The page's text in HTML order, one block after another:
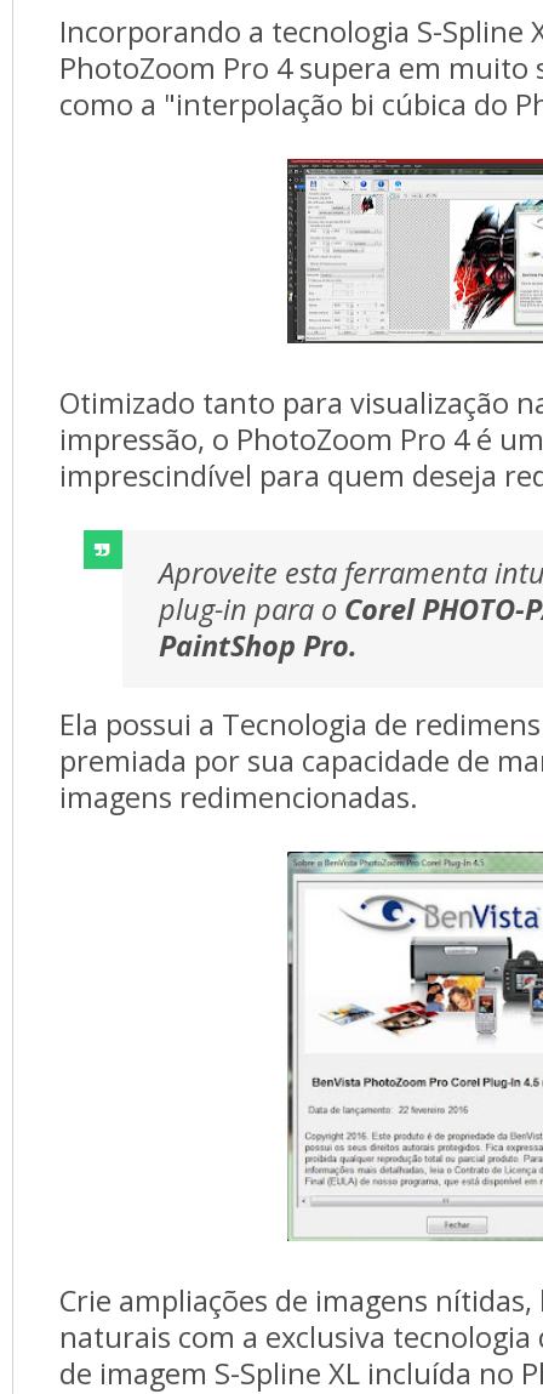
Incorporando a tecnologia S-Spline
PhotoZoom Pro 4 supera em muito
como a "interpolação bi cúbica do
Otimizado tanto para visualização
impressão, o PhotoZoom Pro 4 é
imprescindível para quem deseja
Aproveite esta ferramenta
plug-in para o Corel PHOTO-
PaintShop Pro.
Ela possui a Tecnologia de
premiada por sua capacidade de
imagens redimencionadas.
Crie ampliações de imagens
naturais com a exclusiva
de imagem S-Spline XL incluída no